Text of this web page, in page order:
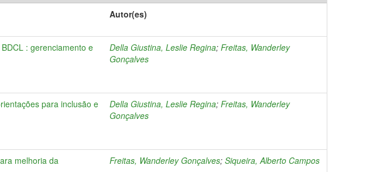
Autor(es)
: gerenciamento e
Della Giustina, Leslie Regina; Freitas, Wanderley
Gonçalves
para inclusão e
Della Giustina, Leslie Regina; Freitas, Wanderley
Gonçalves
melhoria da
Freitas, Wanderley Gonçalves; Siqueira, Alberto Campos